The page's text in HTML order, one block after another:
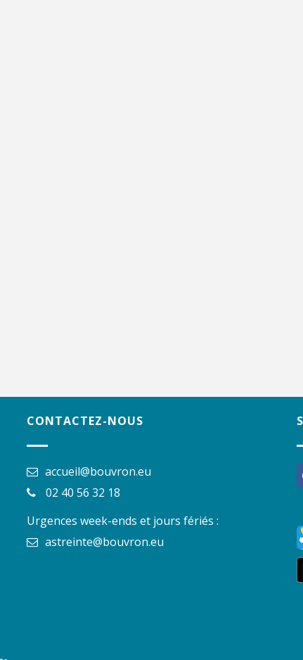
CONTACTEZ-NOUS
accueil@bouvron.eu
02 40 56 32 18
Urgences week-ends et jours fériés :
astreinte@bouvron.eu